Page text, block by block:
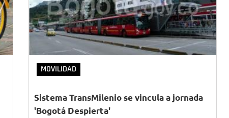
MOVILIDAD
Sistema TransMilenio se vincula a jornada
'Bogotá Despierta'